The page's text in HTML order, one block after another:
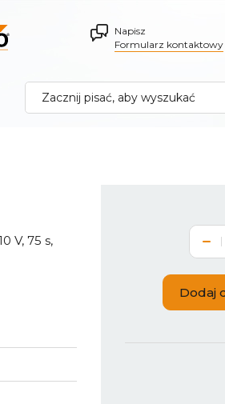
Napisz
Formularz kontaktowy
V, 75 s,
Dodaj